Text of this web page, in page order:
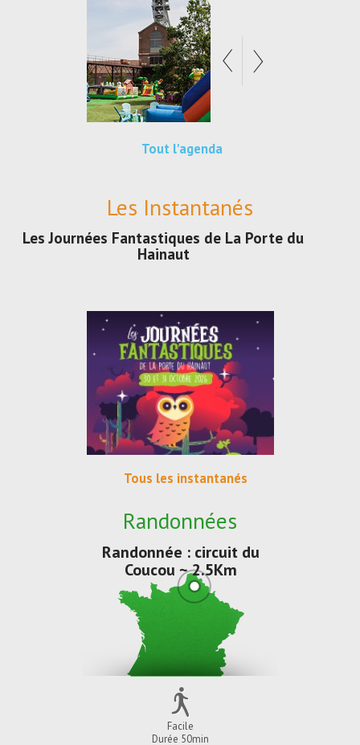
Tout l'agenda
Les Instantanés
Les Journées Fantastiques de La Porte du
Hainaut
Tous les instantanés
Randonnées
Randonnée : circuit du
Coucou ~ 2.5Km
Facile
Durée 50min